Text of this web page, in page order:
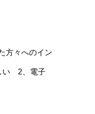
方々へのイン
い 2、電子